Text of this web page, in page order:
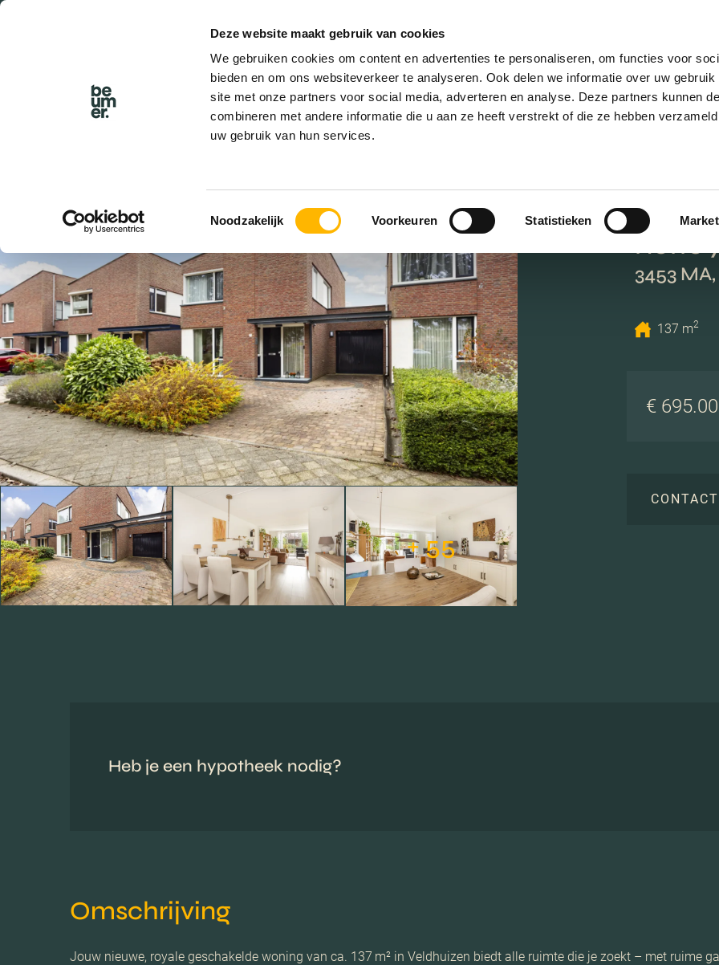
Deze website maakt gebruik van cookies
We gebruiken cookies om content en advertenties te personaliseren, om functies voor
bieden en om ons websiteverkeer te analyseren. Ook delen we informatie over uw gebruik
site met onze partners voor social media, adverteren en analyse. Deze partners kunnen
combineren met andere informatie die u aan ze heeft verstrekt of die ze hebben
uw gebruik van hun services.
Toestemmingsselectie
Noodzakelijk Voorkeuren Statistieken
+ 55
Rotte
3453
137 m2
€
CONTACT
Heb je een hypotheek nodig?
Omschrijving
Jouw nieuwe, royale geschakelde woning van ca. 137 m² in Veldhuizen biedt alle ruimte die je zoekt – met ruime